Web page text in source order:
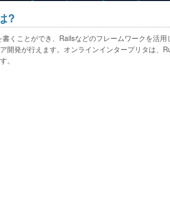
?
くことができ、Railsなどのフレームワークを活
開発が行えます。オンラインインタープリタは
。